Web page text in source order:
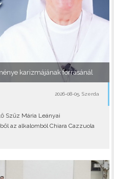
karizmájának forrásánál
2026-08-05, Szerda
Szűz Mária Leányai
az alkalomból Chiara Cazzuola